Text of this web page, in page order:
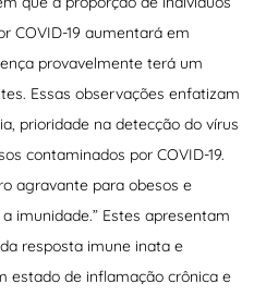
COVID-19 aumentará em
provavelmente terá um
Essas observações enfatizam
prioridade na detecção do vírus
contaminados por COVID-19.
agravante para obesos e
imunidade.” Estes apresentam
resposta imune inata e
estado de inflamação crônica e